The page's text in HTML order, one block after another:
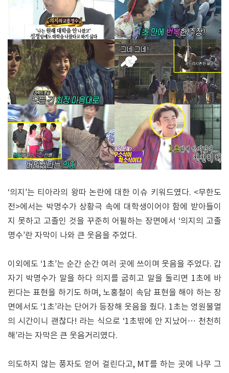
‘의지’는 티아라의 왕따 논란에 대한 이슈 키워드였다. <무한도
전>에서는 박명수가 상황극 속에 대학생이어야 함에 받아들이
지 못하고 고졸인 것을 꾸준히 어필하는 장면에서 ‘의지의 고졸
명수’란 자막이 나와 큰 웃음을 주었다.
이외에도 ‘1초’는 순간 순간 여러 곳에 쓰이며 웃음을 주었다. 갑
자기 박명수가 말을 하다 의지를 굽히고 말을 돌리면 1초에 바
뀐다는 표현을 하기도 하며, 노홍철이 속담 표현을 해야 하는 장
면에서도 ‘1초’라는 단어가 등장해 웃음을 줬다. 1초는 영원불멸
의 시간이니 괜찮다! 라는 식으로 ‘1초밖에 안 지났어… 천천히
해’라는 자막은 큰 웃음거리였다.
의도하지 않는 풍자도 얻어 걸린다고, MT를 하는 곳에 나무 그